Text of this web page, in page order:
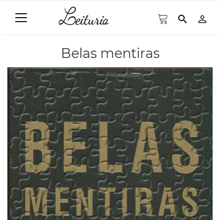
search person_outline
Belas mentiras